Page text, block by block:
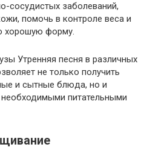
сосудистых заболеваний,
помочь в контроле веса и
хорошую форму.
Утренняя песня в различных
не только получить
и сытные блюда, но и
питательными